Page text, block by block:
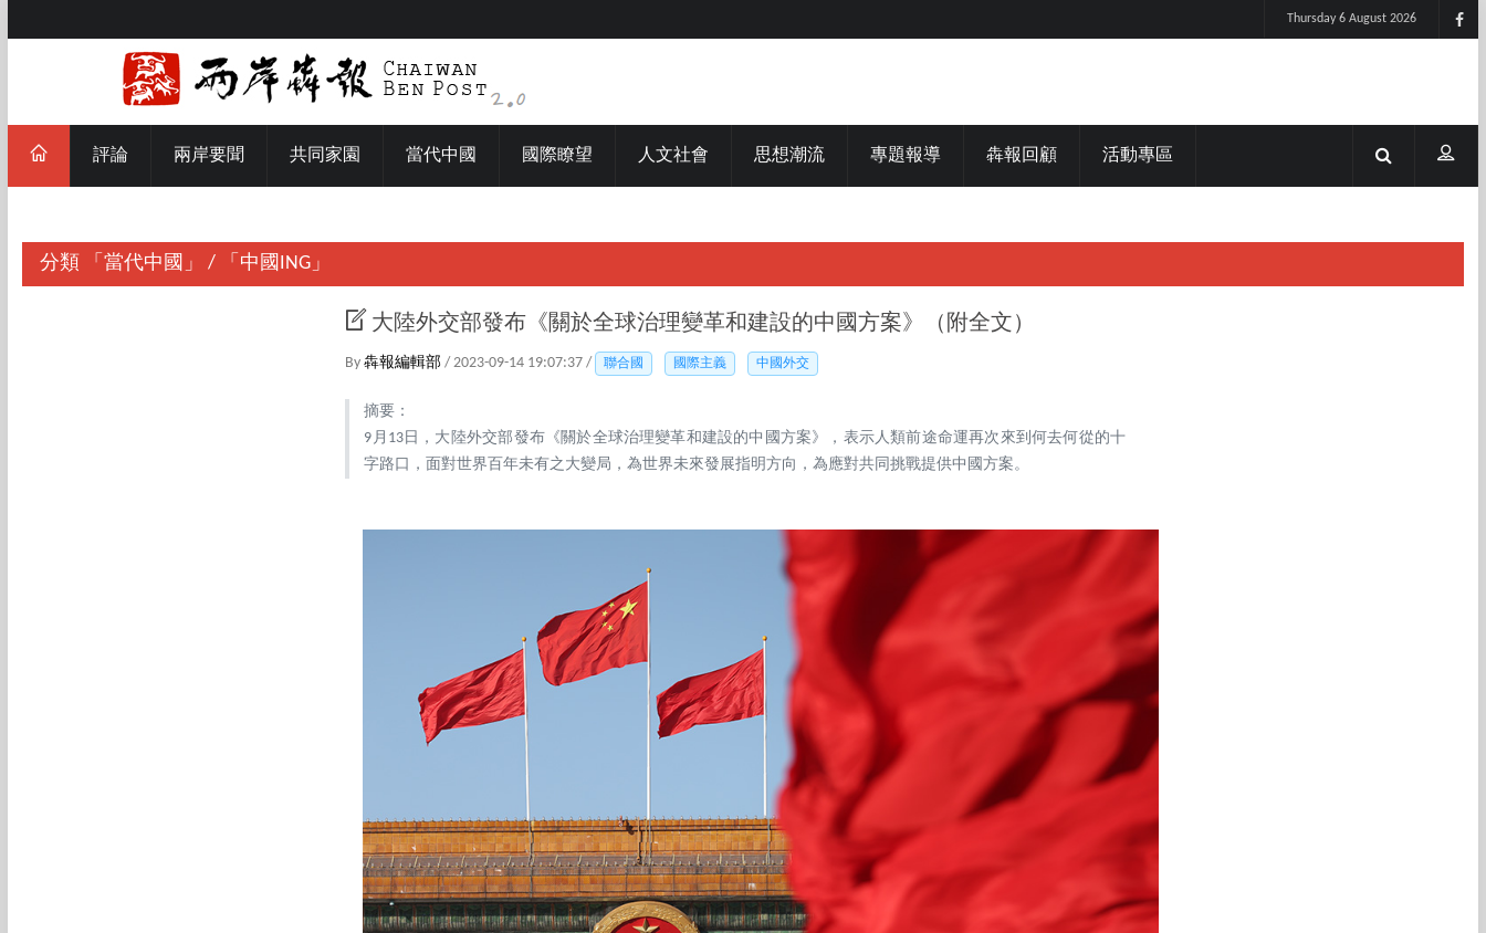
Thursday 6 August 2026
評論 兩岸要聞 共同家園 當代中國 國際瞭望 人文社會 思想潮流 專題報導 犇報回顧 活動專區
分類 「當代中國」 / 「中國ING」
大陸​外交部發布《關於全球治理變革和建設的中國方案》（附全文）
By 犇報編輯部 / 2023-09-14 19:07:37 / 聯合國 國際主義 中國外交
摘要：
9月13日，大陸​外交部發布《關於全球治理變革和建設的中國方案》，表示人類前途命運再次來到何去何從的十
字路口，面對世界百年未有之大變局，為世界未來發展指明方向，為應對共同挑戰提供中國方案。